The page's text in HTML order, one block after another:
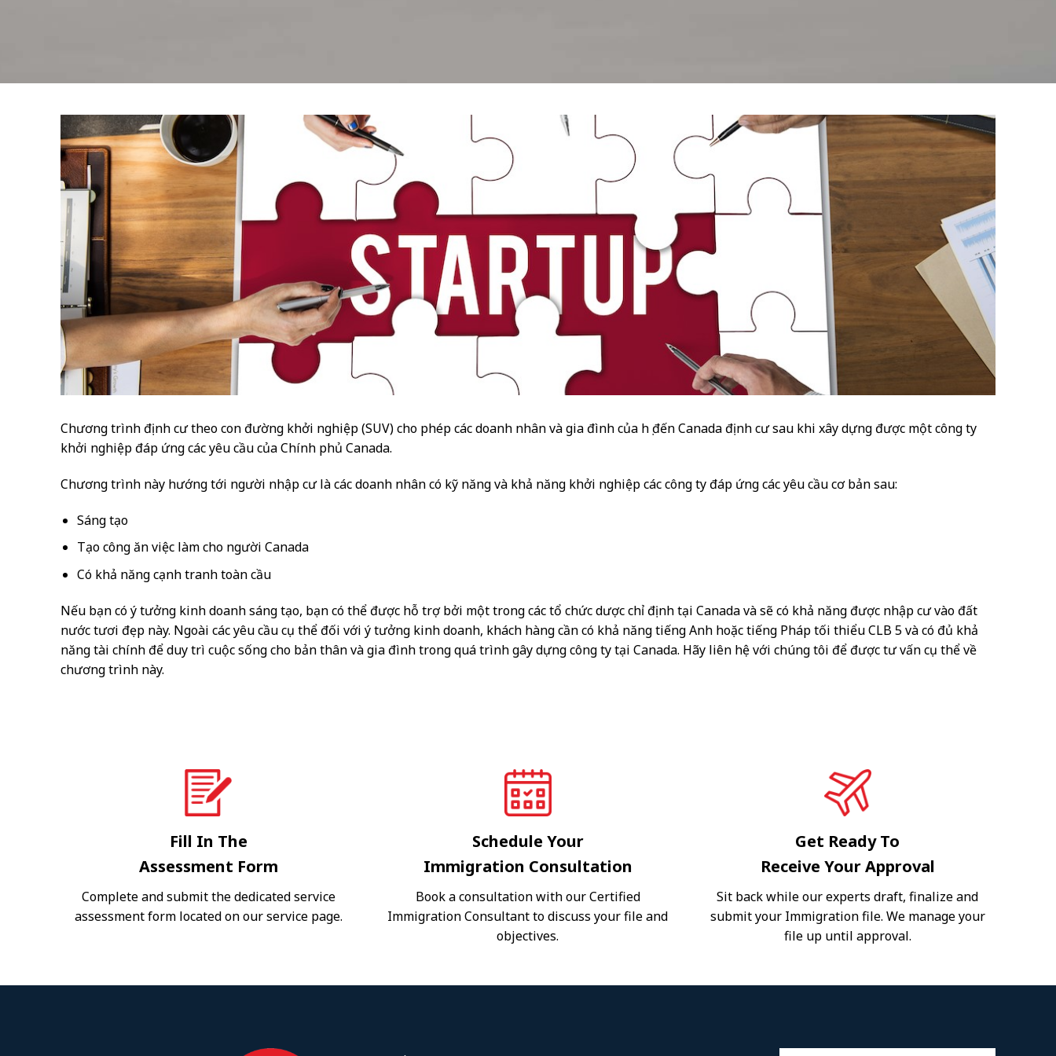
Chương trình định cư theo con đường khởi nghiệp (SUV) cho phép các doanh nhân và gia đình của họ đến Canada định cư sau khi xây dựng được một công ty
khởi nghiệp đáp ứng các yêu cầu của Chính phủ Canada.
Chương trình này hướng tới người nhập cư là các doanh nhân có kỹ năng và khả năng khởi nghiệp các công ty đáp ứng các yêu cầu cơ bản sau:
Sáng tạo
Tạo công ăn việc làm cho người Canada
Có khả năng cạnh tranh toàn cầu
Nếu bạn có ý tưởng kinh doanh sáng tạo, bạn có thể được hỗ trợ bởi một trong các tổ chức dược chỉ định tại Canada và sẽ có khả năng được nhập cư vào đất
nước tươi đẹp này. Ngoài các yêu cầu cụ thể đối với ý tưởng kinh doanh, khách hàng cần có khả năng tiếng Anh hoặc tiếng Pháp tối thiểu CLB 5 và có đủ khả
năng tài chính để duy trì cuộc sống cho bản thân và gia đình trong quá trình gây dựng công ty tại Canada. Hãy liên hệ với chúng tôi để được tư vấn cụ thể về
chương trình này.
Fill In The
Assessment Form
Complete and submit the dedicated service
assessment form located on our service page.
Schedule Your
Immigration Consultation
Book a consultation with our Certified
Immigration Consultant to discuss your file and
objectives.
Get Ready To
Receive Your Approval
Sit back while our experts draft, finalize and
submit your Immigration file. We manage your
file up until approval.